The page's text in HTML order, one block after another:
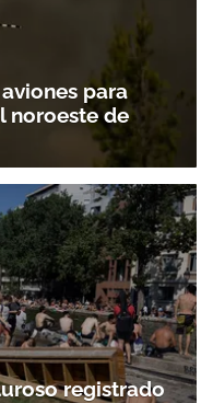
para
noroeste de
registrado